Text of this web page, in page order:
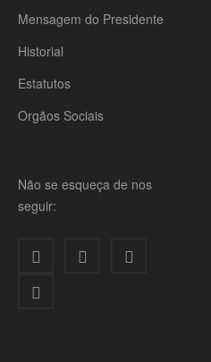
Mensagem do Presidente
Historial
Estatutos
Orgãos Sociais
Não se esqueça de nos
seguir: